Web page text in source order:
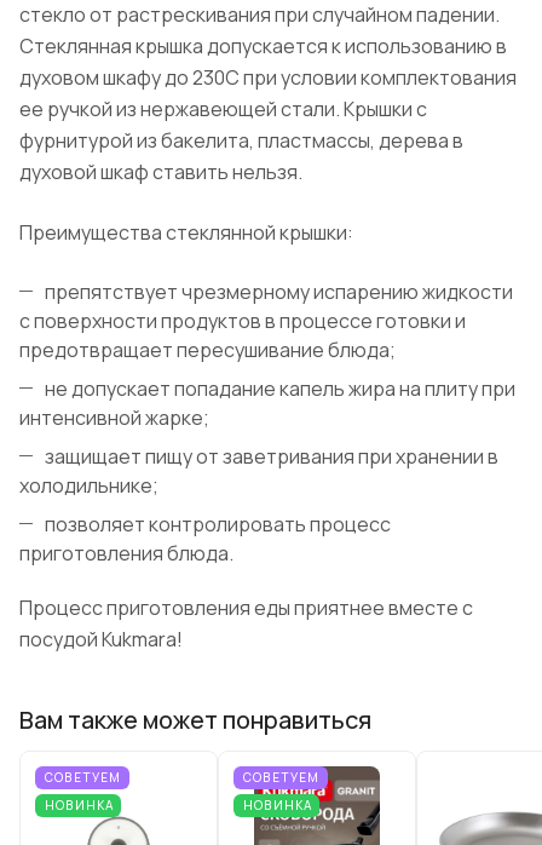
стекло от растрескивания при случайном падении.
Стеклянная крышка допускается к использованию в
духовом шкафу до 230С при условии комплектования
ее ручкой из нержавеющей стали. Крышки с
фурнитурой из бакелита, пластмассы, дерева в
духовой шкаф ставить нельзя.
Преимущества стеклянной крышки:
препятствует чрезмерному испарению жидкости
с поверхности продуктов в процессе готовки и
предотвращает пересушивание блюда;
не допускает попадание капель жира на плиту при
интенсивной жарке;
защищает пищу от заветривания при хранении в
холодильнике;
позволяет контролировать процесс
приготовления блюда.
Процесс приготовления еды приятнее вместе с
посудой Kukmara!
Вам также может понравиться
СОВЕТУЕМ
НОВИНКА
СОВЕТУЕМ
НОВИНКА